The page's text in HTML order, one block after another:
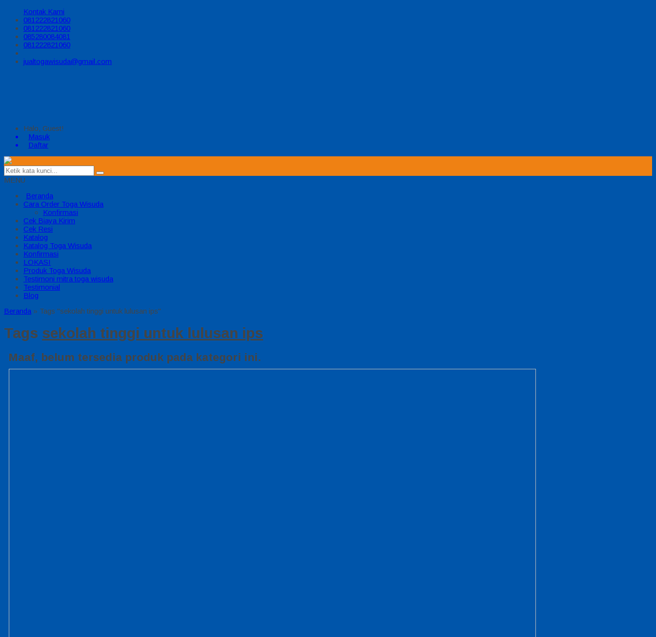
Kontak Kami
081222821060
081222821060
085280084081
081222821060
jualtogawisuda@gmail.com
Halo, Guest!
Masuk
Daftar
MENU
Beranda
Cara Order Toga Wisuda
Konfirmasi
Cek Biaya Kirim
Cek Resi
Katalog
Katalog Toga Wisuda
Konfirmasi
LOKASI
Produk Toga Wisuda
Testimoni mitra toga wisuda
Testimonial
Blog
Beranda » Tags "sekolah tinggi untuk lulusan ips"
Tags sekolah tinggi untuk lulusan ips
Maaf, belum tersedia produk pada kategori ini.